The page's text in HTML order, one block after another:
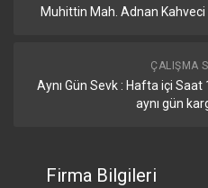
Muhittin Mah. Adnan
ÇALIŞMA
Aynı Gün Sevk : Hafta içi
aynı gün
Firma Bilgileri